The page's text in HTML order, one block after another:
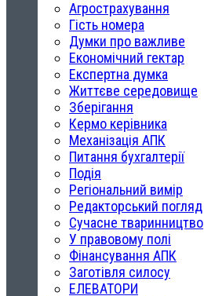
Агрострахування
Гість номера
Думки про важливе
Економічний гектар
Експертна думка
Життєве середовище
Зберігання
Кермо керівника
Механізація АПК
Питання бухгалтерії
Подія
Регіональний вимір
Редакторський погляд
Сучасне тваринництво
У правовому полі
Фінансування АПК
Заготівля силосу
ЕЛЕВАТОРИ